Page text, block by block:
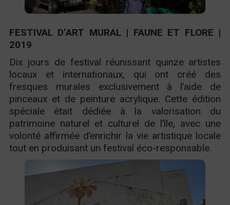
FESTIVAL D’ART MURAL | FAUNE ET FLORE |
2019
Dix jours de festival réunissant quinze artistes
locaux et internationaux, qui ont créé des
fresques murales exclusivement à l’aide de
pinceaux et de peinture acrylique. Cette édition
spéciale était dédiée à la valorisation du
patrimoine naturel et culturel de l’île, avec une
volonté affirmée d’enrichir la vie artistique locale
tout en produisant un festival éco-responsable.